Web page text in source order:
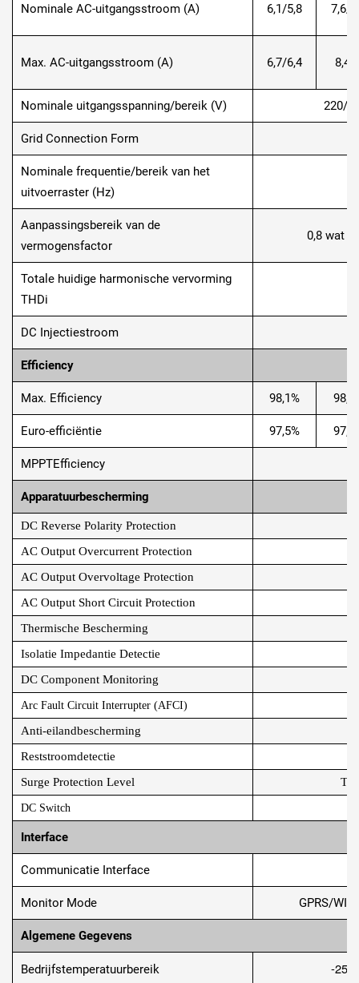
Nominale AC-uitgangsstroom (A) 6,1/5,8 7,6/
Max. AC-uitgangsstroom (A) 6,7/6,4 8,4/
Nominale uitgangsspanning/bereik (V) 220/
Grid Connection Form
Nominale frequentie/bereik van het
uitvoerraster (Hz)
Aanpassingsbereik van de
vermogensfactor
0,8 wat
Totale huidige harmonische vervorming
THDi
DC Injectiestroom
Efficiency
Max. Efficiency 98,1%
Euro-efficiëntie 97,5%
MPPTEfficiency
Apparatuurbescherming
DC Reverse Polarity Protection
AC Output Overcurrent Protection
AC Output Overvoltage Protection
AC Output Short Circuit Protection
Thermische Bescherming
Isolatie Impedantie Detectie
DC Component Monitoring
Arc Fault Circuit Interrupter (AFCI)
Anti-eilandbescherming
Reststroomdetectie
Surge Protection Level
DC Switch
Interface
Communicatie Interface
Monitor Mode GPRS/
Algemene Gegevens
Bedrijfstemperatuurbereik -25